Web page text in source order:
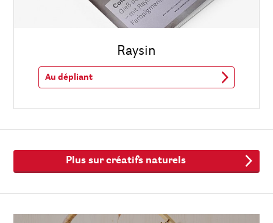
Raysin
Au dépliant
Plus sur créatifs naturels